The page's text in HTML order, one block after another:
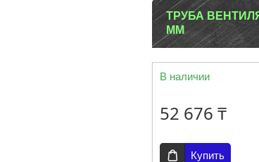
ТРУБА
ММ
В наличии
52 676 ₸
Купить